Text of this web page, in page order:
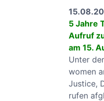
5 Jahre
Aufruf
am 15.
Unter
women
Justice,
rufen